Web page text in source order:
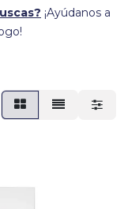
¡Ayúdanos a